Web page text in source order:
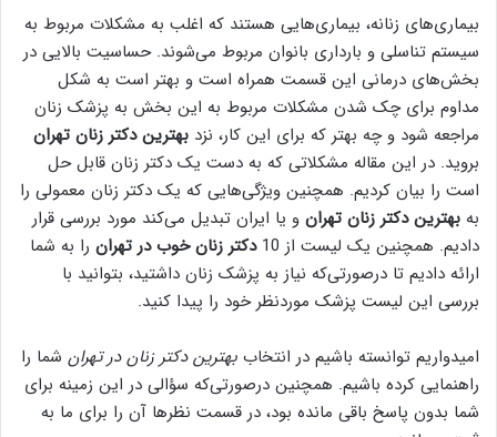
بیماری‌های زنانه، بیماری‌هایی هستند که اغلب به مشکلات مربوط به
سیستم تناسلی و بارداری بانوان مربوط می‌شوند. حساسیت بالایی در
بخش‌های درمانی این قسمت همراه است و بهتر است به شکل
مداوم برای چک شدن مشکلات مربوط به این بخش به پزشک زنان
مراجعه شود و چه بهتر که برای این کار، نزد بهترين دكتر زنان تهران
بروید. در این مقاله مشکلاتی که به دست یک دکتر زنان قابل حل
است را بیان کردیم. همچنین ویژگی‌هایی که یک دکتر زنان معمولی را
به بهترين دكتر زنان تهران و یا ایران تبدیل می‌کند مورد بررسی قرار
دادیم. همچنین یک لیست از 10
دکتر زنان خوب در تهران را به شما
ارائه دادیم تا درصورتی‌که نیاز به پزشک زنان داشتید، بتوانید با
بررسی این لیست پزشک موردنظر خود را پیدا کنید.
امیدواریم توانسته باشیم در انتخاب بهترین دکتر زنان در تهران شما را
راهنمایی کرده باشیم. همچنین درصورتی‌که سؤالی در این زمینه برای
شما بدون پاسخ باقی مانده بود، در قسمت نظرها آن را برای ما به